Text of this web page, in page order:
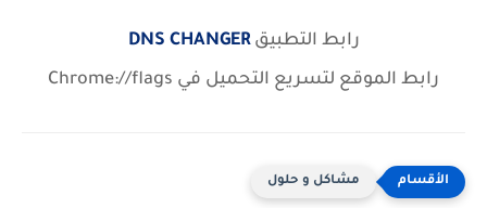
رابط التطبيق DNS CHANGER
رابط الموقع لتسريع التحميل في Chrome://flags
مشاكل و حلول